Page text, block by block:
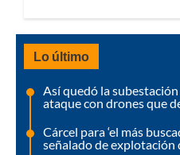
Lo último
Así quedó la
ataque con drones que
Cárcel para ‘el más
señalado de explotación